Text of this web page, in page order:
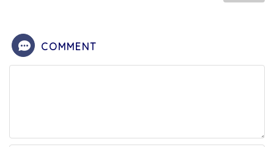
COMMENT